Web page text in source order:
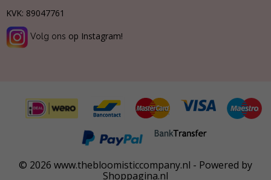
KVK: 89047761
Volg ons op Instagram!
© 2026 www.thebloomisticcompany.nl - Powered by
Shoppagina.nl